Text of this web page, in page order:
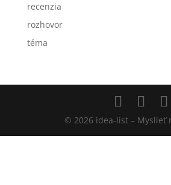
recenzia
rozhovor
téma
© 2026 idea-list – Myslieť